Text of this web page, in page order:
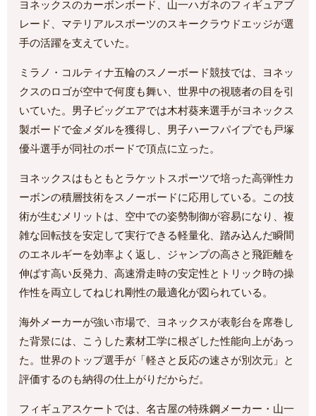
ヨネックスのカーボンボード、山一ハガネのフィギュアブ
レード、マテリアルスポーツのスキークラウドエッジが選
手の活躍を支えていた。
ミラノ・コルティナ五輪のスノーボード競技では、ヨネッ
クスのロゴが空中で何度も舞い、世界中の視聴者の目を引
いていた。男子ビッグエアでは木村葵来選手がヨネックス
製ボードで金メダルを獲得し、男子ハーフパイプでも戸塚
優斗選手が同社のボードで頂点に立った。
ヨネックスはもともとラケットスポーツで培った高弾性カ
ーボンの積層技術をスノーボードに応用している。この技
術が生むメリットは、空中での姿勢制御が容易になり、複
雑な回転技を安定して実行できる軽量化、踏み込んだ瞬間
のエネルギーを効率よく返し、ジャンプの高さと飛距離を
伸ばす高い反発力、高速滑走時の安定性とトリック時の操
作性を両立してねじれ剛性の最適化が図られている。
海外メーカーが強い市場で、ヨネックスが表彰台を席巻し
た背景には、こうした素材工学に根ざした性能向上があっ
た。世界のトップ選手が「軽さと反応の速さが別次元」と
評価するのも納得の仕上がりだからだ。
フィギュアスケートでは、名古屋の特殊鋼メーカー・山一